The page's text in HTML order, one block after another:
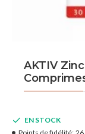
AKTIV
EN STOCK